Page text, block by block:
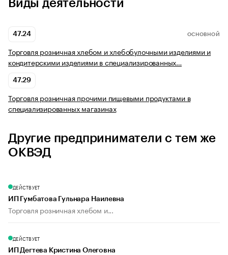
Виды деятельности
47.24 ОСНОВНОЙ
Торговля розничная хлебом и хлебобулочными изделиями и
кондитерскими изделиями в специализированных…
47.29
Торговля розничная прочими пищевыми продуктами в
специализированных магазинах
Другие предприниматели с тем же
ОКВЭД
ДЕЙСТВУЕТ
ИП Гумбатова Гульнара Наилевна
Торговля розничная хлебом и...
ДЕЙСТВУЕТ
ИП Дегтева Кристина Олеговна